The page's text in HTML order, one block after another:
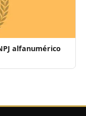
alfanumérico